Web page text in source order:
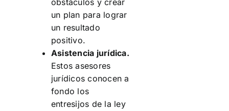
obstáculos y crear
un plan para lograr
un resultado
positivo.
Asistencia jurídica.
Estos asesores
jurídicos conocen a
fondo los
entresijos de la ley